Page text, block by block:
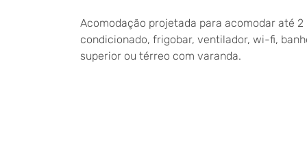
Acomodação projetada para acomodar até
condicionado, frigobar, ventilador, wi-fi,
superior ou térreo com varanda.